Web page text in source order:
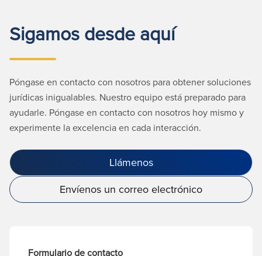
Sigamos desde aquí
Póngase en contacto con nosotros para obtener soluciones
jurídicas inigualables. Nuestro equipo está preparado para
ayudarle. Póngase en contacto con nosotros hoy mismo y
experimente la excelencia en cada interacción.
Llámenos
Envíenos un correo electrónico
Formulario de contacto